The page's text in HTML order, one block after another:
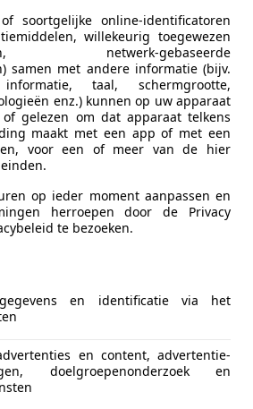
01/2016 24.985 km
Vorige
voertuigen. Afhankelijk van de kilometerstand,
variëren.
soortgelijke online-identificatoren
willekeurig toegewezen
netwerk-gebaseerde
samen met andere informatie (bijv.
taal, schermgrootte,
enz.) kunnen op uw apparaat
gelezen om dat apparaat telkens
maakt met een app of met een
voor een of meer van de hier
op ieder moment aanpassen en
herroepen door de Privacy
te bezoeken.
en identificatie via het
en content, advertentie-
doelgroepenonderzoek en